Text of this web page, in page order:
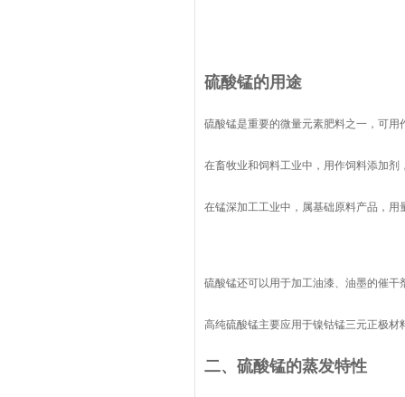
硫酸锰的用途
硫酸锰是重要的微量元素肥料之一，可
在畜牧业和饲料工业中，用作饲料添加
在锰深加工工业中，属基础原料产品，
硫酸锰还可以用于加工油漆、油墨的催
高纯硫酸锰主要应用于镍钴锰三元正极
二、硫酸锰的蒸发特性